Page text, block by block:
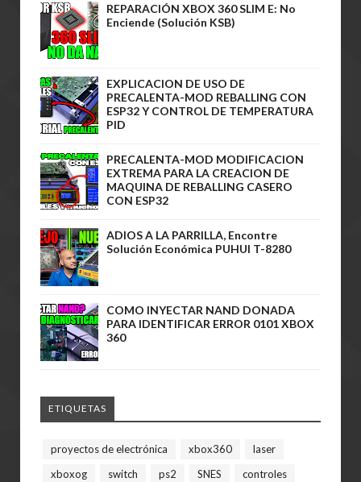
REPARACIÓN XBOX 360 SLIM E: No
Enciende (Solución KSB)
EXPLICACION DE USO DE
PRECALENTA-MOD REBALLING CON
ESP32 Y CONTROL DE TEMPERATURA
PID
PRECALENTA-MOD MODIFICACION
EXTREMA PARA LA CREACION DE
MAQUINA DE REBALLING CASERO
CON ESP32
ADIOS A LA PARRILLA, Encontre
Solución Económica PUHUI T-8280
COMO INYECTAR NAND DONADA
PARA IDENTIFICAR ERROR 0101 XBOX
360
ETIQUETAS
proyectos de electrónica xbox360
laser
xboxog
switch ps2 SNES
controles